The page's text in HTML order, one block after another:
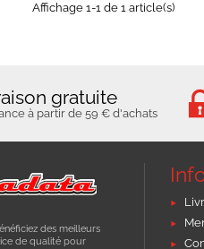
Affichage 1-1 de 1 article(s)
gratuite
à partir de 59 € d'achats
des meilleurs
de qualité pour